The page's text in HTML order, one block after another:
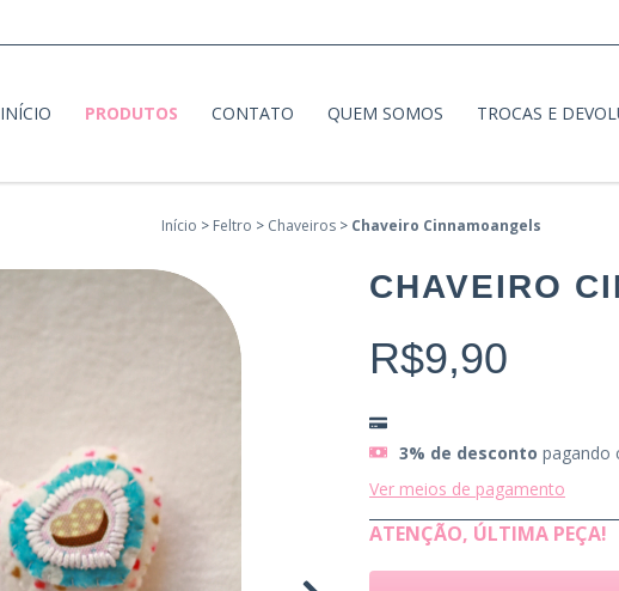
INÍCIO PRODUTOS CONTATO QUEM SOMOS TROCAS E
Início > Feltro > Chaveiros > Chaveiro Cinnamoangels
CHAVEIRO
R$9,90
3% de desconto pagando
Ver meios de pagamento
ATENÇÃO, ÚLTIMA PEÇA!